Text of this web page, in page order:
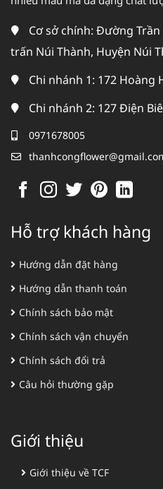
Cơ sở chính: Đường
trấn Núi Thành, Huyện Núi
Chi nhánh 1: 172 Hoàng
Chi nhánh 2: 127 Điện
0971678005
Hỗ trợ khách hàng
Hướng dẫn đặt hàng
Hướng dẫn thanh toán
Chính sách bảo mật
Chính sách vận chuyển
Chính sách đổi trả
Câu hỏi thường gặp
Giới thiệu
Giới thiệu về TCF